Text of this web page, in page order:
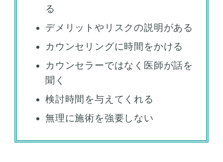
る
デメリットやリスクの説明がある
カウンセリングに時間をかける
カウンセラーではなく医師が話を
聞く
検討時間を与えてくれる
無理に施術を強要しない